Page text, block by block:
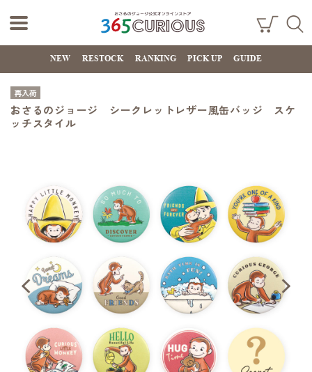
おさるのジョー
ジ公式オンライ
365CURIOUS
ング
カー
NEW RESTOCK RANKING PICK UP GUIDE
再入荷
おさるのジョージ シークレットレザー風缶バッジ スケ
ッチスタイル